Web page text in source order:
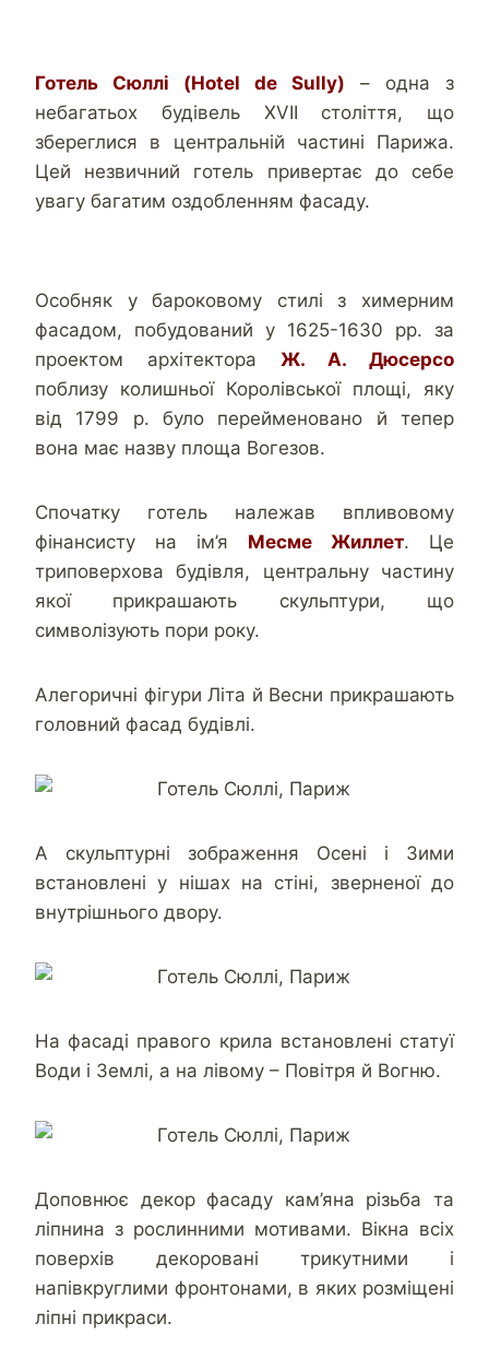
Готель Сюллі (Hotel de Sully) – одна з
небагатьох будівель XVII століття, що
збереглися в центральній частині Парижа.
Цей незвичний готель привертає до себе
увагу багатим оздобленням фасаду.
Особняк у бароковому стилі з химерним
фасадом, побудований у 1625-1630 рр. за
проектом архітектора Ж. А. Дюсерсо
поблизу колишньої Королівської площі, яку
від 1799 р. було перейменовано й тепер
вона має назву площа Вогезов.
Спочатку готель належав впливовому
фінансисту на ім’я Месме Жиллет. Це
триповерхова будівля, центральну частину
якої прикрашають скульптури, що
символізують пори року.
Алегоричні фігури Літа й Весни прикрашають
головний фасад будівлі.
А скульптурні зображення Осені і Зими
встановлені у нішах на стіні, зверненої до
внутрішнього двору.
На фасаді правого крила встановлені статуї
Води і Землі, а на лівому – Повітря й Вогню.
Доповнює декор фасаду кам’яна різьба та
ліпнина з рослинними мотивами. Вікна всіх
поверхів декоровані трикутними і
напівкруглими фронтонами, в яких розміщені
ліпні прикраси.